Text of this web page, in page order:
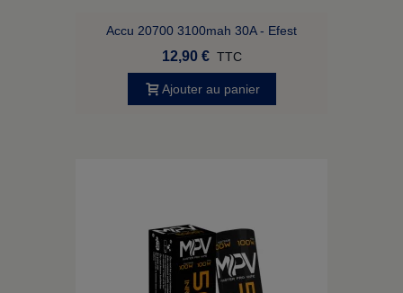
Accu 20700 3100mah 30A - Efest
12,90 € TTC
Ajouter au panier